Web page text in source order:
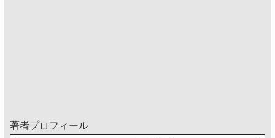
著者プロフィール